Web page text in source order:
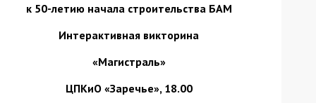
к 50-летию начала строительства БАМ
Интерактивная викторина
«Магистраль»
ЦПКиО «Заречье», 18.00